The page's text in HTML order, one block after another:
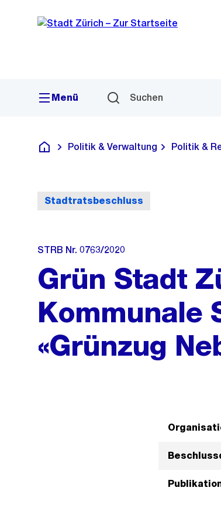
Navigation
Sprunglink
Menü Suchen
Deutsch
Politik & Verwaltung Politik &
Stadtratsbeschluss
STRB Nr. 0763/2020
Grün Stadt
Kommunale
«Grünzug